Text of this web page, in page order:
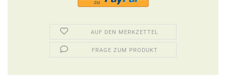
AUF DEN MERKZETTEL
FRAGE ZUM PRODUKT